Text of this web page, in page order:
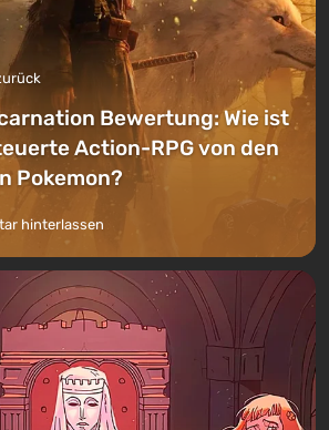
Bewertung: Wie ist
Action-RPG von den
Pokemon?
hinterlassen